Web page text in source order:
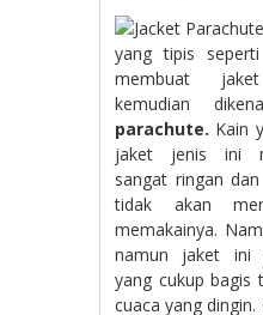
yang tipis
membuat
kemudian
parachute. Kain
jaket jenis ini
sangat ringan
tidak akan
memakainya.
namun jaket ini
yang cukup bagis
cuaca yang